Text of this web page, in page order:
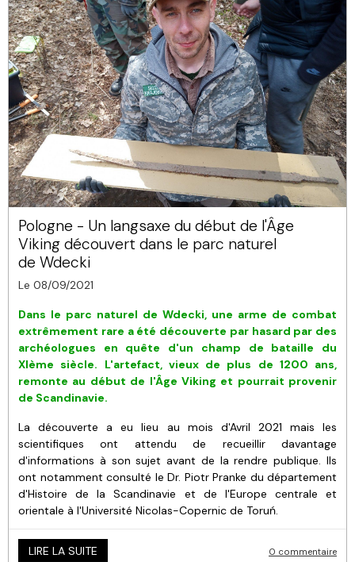
Pologne - Un langsaxe du début de l'Âge
Viking découvert dans le parc naturel
de Wdecki
Le 08/09/2021
Dans le parc naturel de Wdecki, une arme de combat
extrêmement rare a été découverte par hasard par des
archéologues en quête d'un champ de bataille du
XIème siècle. L'artefact, vieux de plus de 1200 ans,
remonte au début de l'Âge Viking et pourrait provenir
de Scandinavie.
La découverte a eu lieu au mois d'Avril 2021 mais les
scientifiques ont attendu de recueillir davantage
d'informations à son sujet avant de la rendre publique. Ils
ont notamment consulté le Dr. Piotr Pranke du département
d'Histoire de la Scandinavie et de l'Europe centrale et
orientale à l'Université Nicolas-Copernic de Toruń.
LIRE LA SUITE 0 commentaire